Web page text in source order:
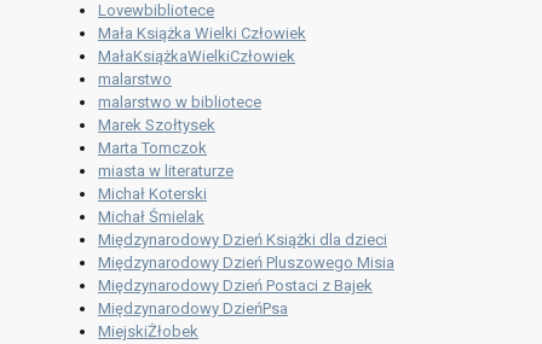
Lovewbibliotece
Mała Książka Wielki Człowiek
MałaKsiążkaWielkiCzłowiek
malarstwo
malarstwo w bibliotece
Marek Szołtysek
Marta Tomczok
miasta w literaturze
Michał Koterski
Michał Śmielak
Międzynarodowy Dzień Książki dla dzieci
Międzynarodowy Dzień Pluszowego Misia
Międzynarodowy Dzień Postaci z Bajek
Międzynarodowy DzieńPsa
MiejskiŻłobek